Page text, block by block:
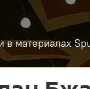
в материалах